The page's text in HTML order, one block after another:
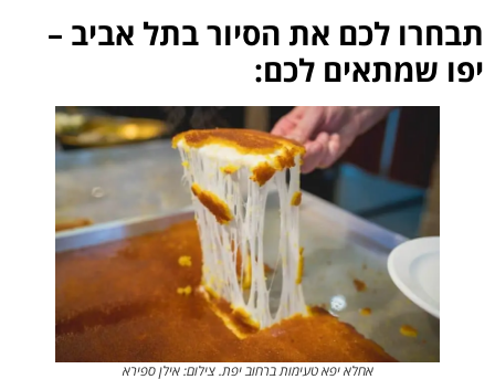
תבחרו לכם את הסיור בתל אביב –
יפו שמתאים לכם:
אחלא יפא טעימות ברחוב יפת. צילום: אילן ספירא